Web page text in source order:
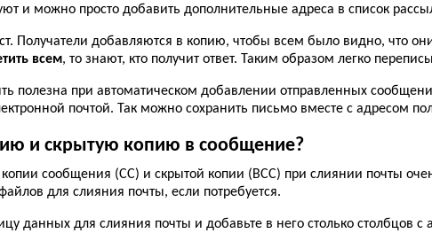
и можно просто добавить дополнительные адреса в список
Получатели добавляются в копию, чтобы всем было видно, что
всем, то знают, кто получит ответ. Таким образом легко
полезна при автоматическом добавлении отправленных
почтой. Так можно сохранить письмо вместе с адресом
и скрытую копию в сообщение?
копии сообщения (СС) и скрытой копии (BCC) при слиянии почты
для слияния почты, если потребуется.
данных для слияния почты и добавьте в него столько столбцов